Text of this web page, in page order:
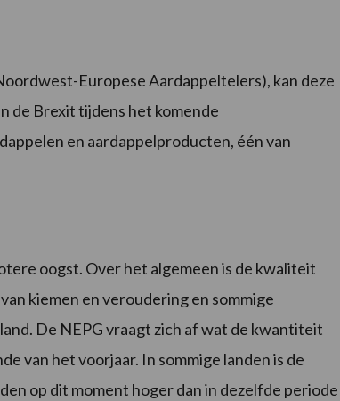
Europese Aardappeltelers), kan deze
de Brexit tijdens het komende
en aardappelproducten, één van
oogst. Over het algemeen is de kwaliteit
kiemen en veroudering en sommige
De NEPG vraagt zich af wat de kwantiteit
van het voorjaar. In sommige landen is de
op dit moment hoger dan in dezelfde periode